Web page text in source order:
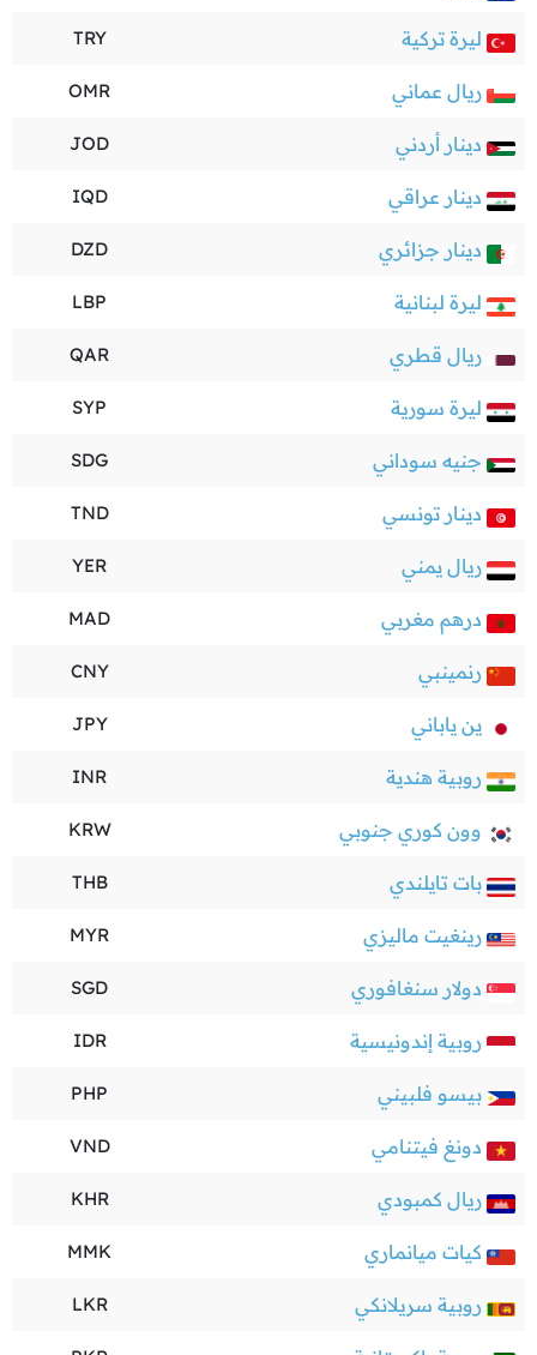
ليرة تركية TRY
ريال عماني OMR
دينار أردني JOD
دينار عراقي IQD
دينار جزائري DZD
ليرة لبنانية LBP
ريال قطري QAR
ليرة سورية SYP
جنيه سوداني SDG
دينار تونسي TND
ريال يمني YER
درهم مغربي MAD
رنمينبي CNY
ين ياباني JPY
روبية هندية INR
وون كوري جنوبي KRW
بات تايلندي THB
رينغيت ماليزي MYR
دولار سنغافوري SGD
روبية إندونيسية IDR
بيسو فلبيني PHP
دونغ فيتنامي VND
ريال كمبودي KHR
كيات ميانماري MMK
روبية سريلانكي LKR